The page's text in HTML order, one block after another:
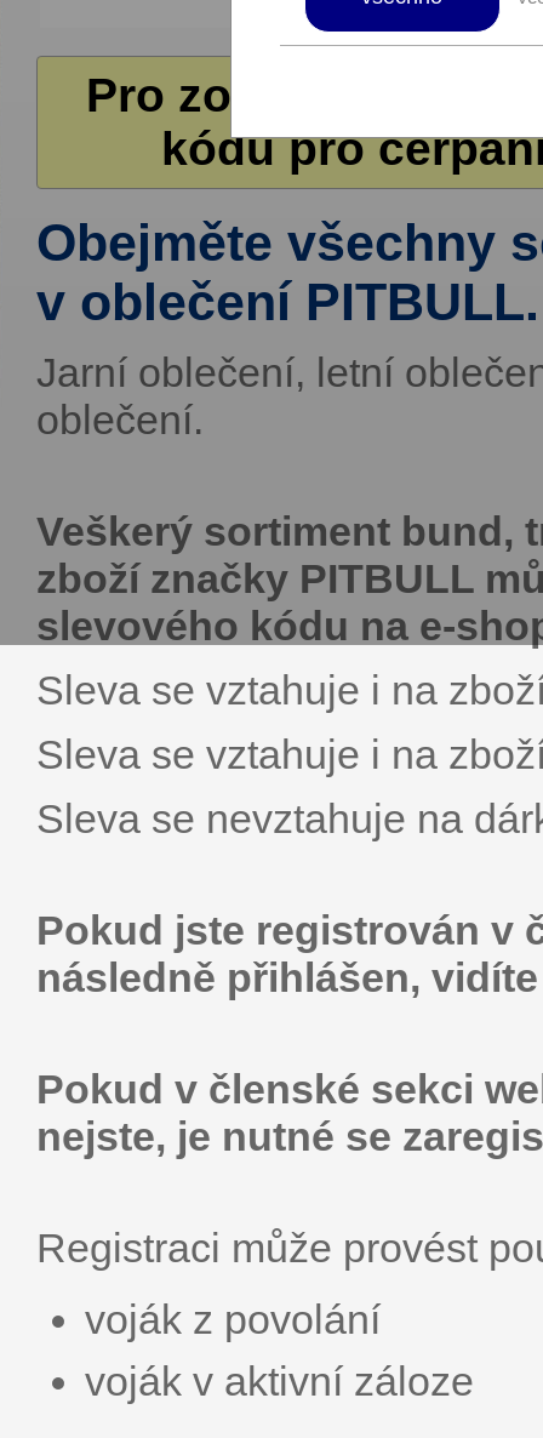
Pro zobrazení
kódů pro
Obejměte všechny
v oblečení PITBULL.
Jarní oblečení, letní
oblečení.
Veškerý sortiment bund,
zboží značky PITBULL
slevového kódu na e-
Sleva se vztahuje i na
Sleva se vztahuje i na
Sleva se nevztahuje na
Pokud jste registrován v
následně přihlášen,
Pokud v členské sekci
nejste, je nutné se
Registraci může provést
voják z povolání
voják v aktivní záloze